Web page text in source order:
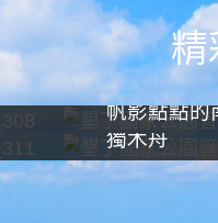
精
帆影點點的
獨木舟